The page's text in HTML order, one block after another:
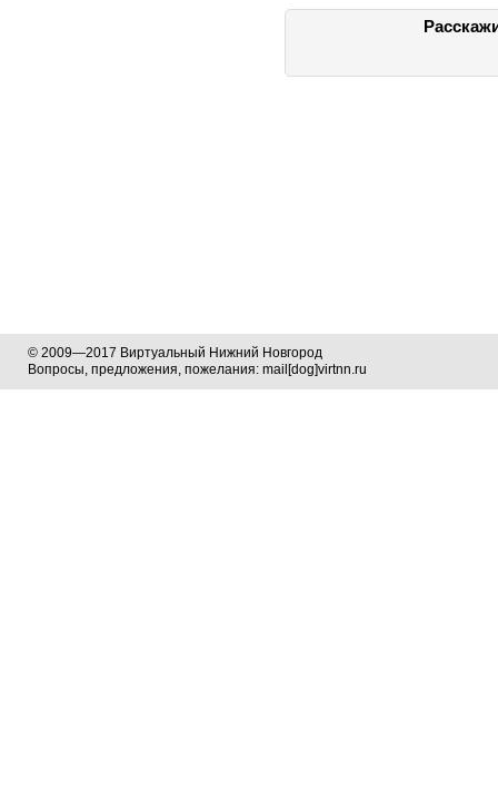
© 2009—2017 Виртуальный Нижний Новгород
Вопросы, предложения, пожелания: mail[dog]virtnn.ru